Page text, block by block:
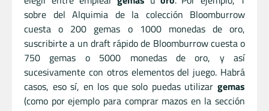
sobre del Alquimia de la colección Bloomburrow
cuesta o 200 gemas o 1000 monedas de oro,
suscribirte a un draft rápido de Bloomburrow cuesta o
750 gemas o 5000 monedas de oro, y así
sucesivamente con otros elementos del juego. Habrá
casos, eso sí, en los que solo puedas utilizar gemas
(como por ejemplo para comprar mazos en la sección